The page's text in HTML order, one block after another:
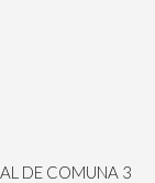
DE COMUNA 3